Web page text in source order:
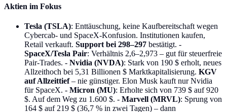
Aktien im Fokus
Tesla (TSLA): Enttäuschung, keine Kaufbereitschaft wegen
Cybercab- und SpaceX-Konfusion. Institutionen kaufen,
Retail verkauft. Support bei 298–297 bestätigt. -
SpaceX/Tesla Pair: Verhältnis 2,6–2,973 – gut für steuerfreie
Pair-Trades. - Nvidia (NVDA): Stark von 190 $ erholt, neues
Allzeithoch bei 5,31 Billionen $ Marktkapitalisierung. KGV
auf Allzeittief– nie günstiger. Elon Musk kauft nur Nvidia
für SpaceX. - Micron (MU): Erholte sich von 739 $ auf 920
$. Auf dem Weg zu 1.600 $. - Marvell (MRVL): Sprung von
164 $ auf 219 $ (36,7 % in zwei Tagen) – dann